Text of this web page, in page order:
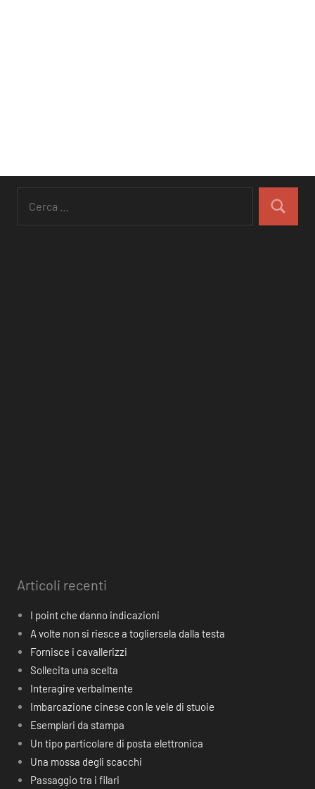
Articoli recenti
I point che danno indicazioni
A volte non si riesce a togliersela dalla testa
Fornisce i cavallerizzi
Sollecita una scelta
Interagire verbalmente
Imbarcazione cinese con le vele di stuoie
Esemplari da stampa
Un tipo particolare di posta elettronica
Una mossa degli scacchi
Passaggio tra i filari